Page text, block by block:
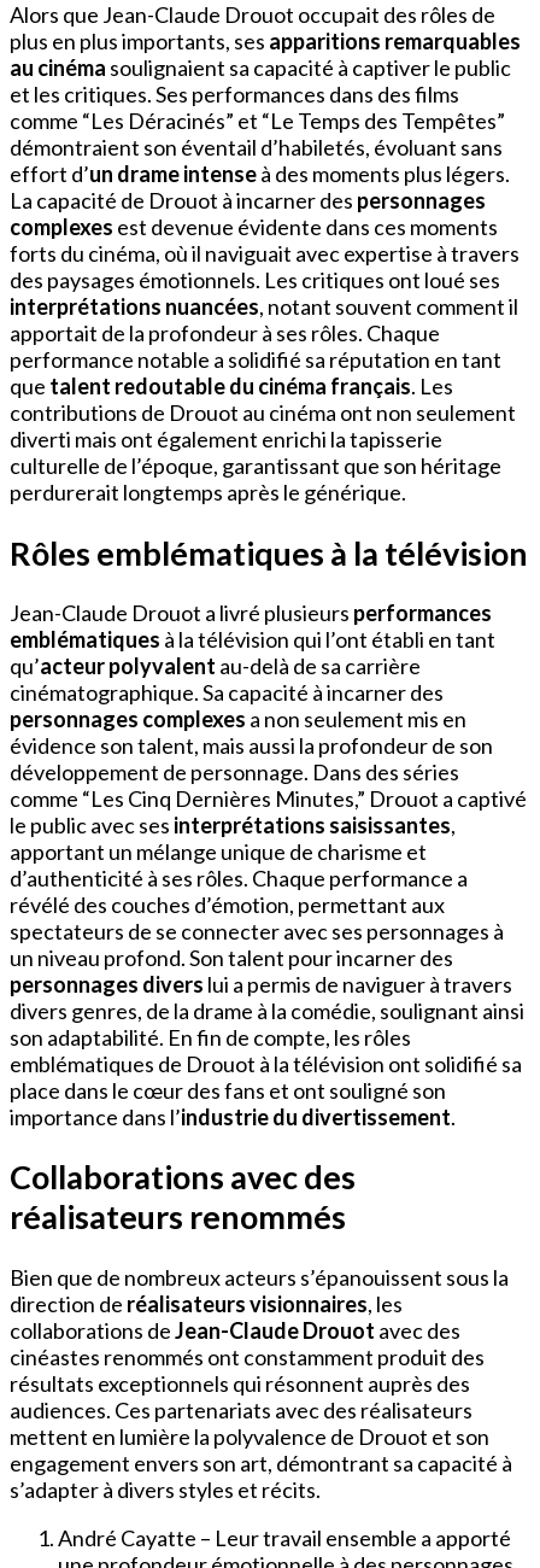
Alors que Jean-Claude Drouot occupait des rôles de
plus en plus importants, ses apparitions remarquables
au cinéma soulignaient sa capacité à captiver le public
et les critiques. Ses performances dans des films
comme “Les Déracinés” et “Le Temps des Tempêtes”
démontraient son éventail d’habiletés, évoluant sans
effort d’un drame intenseà des moments plus légers.
La capacité de Drouot à incarner des personnages
complexes est devenue évidente dans ces moments
forts du cinéma, où il naviguait avec expertise à travers
des paysages émotionnels. Les critiques ont loué ses
interprétations nuancées, notant souvent comment il
apportait de la profondeur à ses rôles. Chaque
performance notable a solidifié sa réputation en tant
que talent redoutable du cinéma français. Les
contributions de Drouot au cinéma ont non seulement
diverti mais ont également enrichi la tapisserie
culturelle de l’époque, garantissant que son héritage
perdurerait longtemps après le générique.
Rôles emblématiques à la télévision
Jean-Claude Drouot a livré plusieurs performances
emblématiques à la télévision qui l’ont établi en tant
qu’acteur polyvalent au-delà de sa carrière
cinématographique. Sa capacité à incarner des
personnages complexes a non seulement mis en
évidence son talent, mais aussi la profondeur de son
développement de personnage. Dans des séries
comme “Les Cinq Dernières Minutes,” Drouot a captivé
le public avec ses interprétations saisissantes,
apportant un mélange unique de charisme et
d’authenticité à ses rôles. Chaque performance a
révélé des couches d’émotion, permettant aux
spectateurs de se connecter avec ses personnages à
un niveau profond. Son talent pour incarner des
personnages divers lui a permis de naviguer à travers
divers genres, de la drame à la comédie, soulignant ainsi
son adaptabilité. En fin de compte, les rôles
emblématiques de Drouot à la télévision ont solidifié sa
place dans le cœur des fans et ont souligné son
importance dans l’industrie du divertissement.
Collaborations avec des
réalisateurs renommés
Bien que de nombreux acteurs s’épanouissent sous la
direction de réalisateurs visionnaires, les
collaborations deJean-Claude Drouot avec des
cinéastes renommés ont constamment produit des
résultats exceptionnels qui résonnent auprès des
audiences. Ces partenariats avec des réalisateurs
mettent en lumière la polyvalence de Drouot et son
engagement envers son art, démontrant sa capacité à
s’adapter à divers styles et récits.
André Cayatte – Leur travail ensemble a apporté